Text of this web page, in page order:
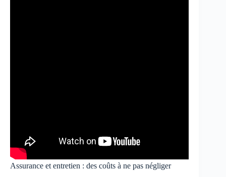
Assurance et entretien : des coûts à ne pas négliger